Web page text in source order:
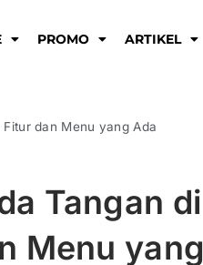
PROMO ARTIKEL
dan Menu yang Ada
Tangan di
Menu yang